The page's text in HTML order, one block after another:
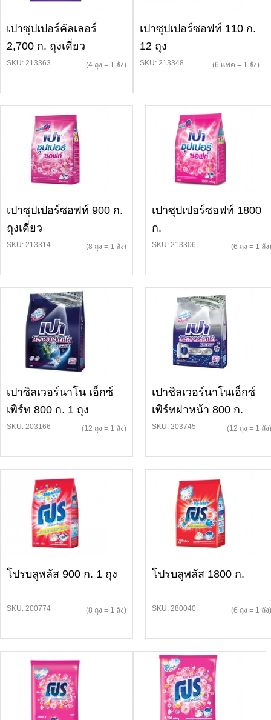
เปาซุปเปอร์คัลเลอร์
2,700 ก. ถุงเดี่ยว
SKU: 213363 (4 ถุง = 1 ลัง)
เปาซุปเปอร์ซอฟท์ 110 ก.
12 ถุง
SKU: 213348 (6 แพค = 1 ลัง)
เปาซุปเปอร์ซอฟท์ 900 ก.
ถุงเดี่ยว
SKU: 213314 (8 ถุง = 1 ลัง)
เปาซุปเปอร์ซอฟท์ 1800
ก.
SKU: 213306 (6 ถุง = 1 ลัง)
เปาซิลเวอร์นาโน เอ็กซ์
เพิร์ท 800 ก. 1 ถุง
SKU: 203166 (12 ถุง = 1 ลัง)
เปาซิลเวอร์นาโนเอ็กซ์
เพิร์ทฝาหน้า 800 ก.
SKU: 203745 (12 ถุง = 1 ลัง)
โปรบลูพลัส 900 ก. 1 ถุง
SKU: 200774 (8 ถุง = 1 ลัง)
โปรบลูพลัส 1800 ก.
SKU: 280040 (6 ถุง = 1 ลัง)